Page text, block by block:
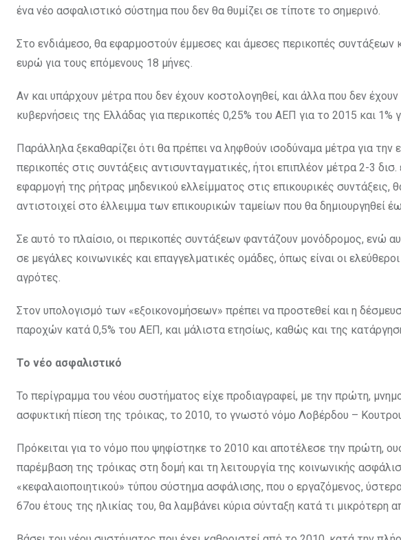
ένα νέο ασφαλιστικό σύστημα που δεν θα θυμίζει σε τίποτε το σημερινό.
Στο ενδιάμεσο, θα εφαρμοστούν έμμεσες και άμεσες περικοπές συντάξεων
ευρώ για τους επόμενους 18 μήνες.
Αν και υπάρχουν μέτρα που δεν έχουν κοστολογηθεί, και άλλα που δεν έχουν
κυβερνήσεις της Ελλάδας για περικοπές 0,25% του ΑΕΠ για το 2015 και 1%
Παράλληλα ξεκαθαρίζει ότι θα πρέπει να ληφθούν ισοδύναμα μέτρα για
περικοπές στις συντάξεις αντισυνταγματικές, ήτοι επιπλέον μέτρα 2-3
εφαρμογή της ρήτρας μηδενικού ελλείμματος στις επικουρικές συντάξεις,
αντιστοιχεί στο έλλειμμα των επικουρικών ταμείων που θα δημιουργηθεί
Σε αυτό το πλαίσιο, οι περικοπές συντάξεων φαντάζουν μονόδρομος, ενώ
σε μεγάλες κοινωνικές και επαγγελματικές ομάδες, όπως είναι οι
αγρότες.
Στον υπολογισμό των «εξοικονομήσεων» πρέπει να προστεθεί και η
παροχών κατά 0,5% του ΑΕΠ, και μάλιστα ετησίως, καθώς και της
Το νέο ασφαλιστικό
Το περίγραμμα του νέου συστήματος είχε προδιαγραφεί, με την πρώτη,
ασφυκτική πίεση της τρόικας, το 2010, το γνωστό νόμο Λοβέρδου –
Πρόκειται για το νόμο που ψηφίστηκε το 2010 και αποτέλεσε την πρώτη,
παρέμβαση της τρόικας στη δομή και τη λειτουργία της κοινωνικής
«κεφαλαιοποιητικού» τύπου σύστημα ασφάλισης, που ο εργαζόμενος,
67ου έτους της ηλικίας του, θα λαμβάνει κύρια σύνταξη κατά τι μικρότερη